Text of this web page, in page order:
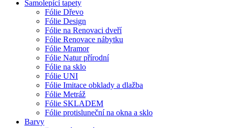
Samolepící tapety
Fólie Dřevo
Fólie Design
Fólie na Renovaci dveří
Fólie Renovace nábytku
Fólie Mramor
Fólie Natur přírodní
Fólie na sklo
Fólie UNI
Fólie Imitace obklady a dlažba
Fólie Metráž
Fólie SKLADEM
Fólie protisluneční na okna a sklo
Barvy